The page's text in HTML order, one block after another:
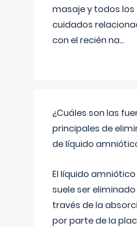
masaje y todos los
cuidados
con el recién na...
¿Cuáles son las
principales de
de líquido
El líquido amniótico
suele ser eliminado
través de la
por parte de la